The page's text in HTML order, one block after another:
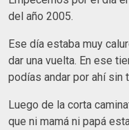
del año 2005.
Ese día estaba muy
dar una vuelta. En ese
podías andar por ahí sin
Luego de la corta
que ni mamá ni papá